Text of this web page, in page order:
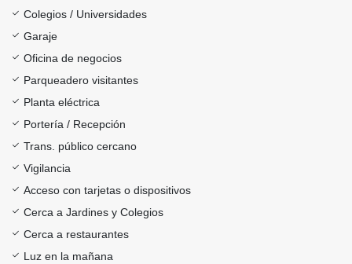
Colegios / Universidades
Garaje
Oficina de negocios
Parqueadero visitantes
Planta eléctrica
Portería / Recepción
Trans. público cercano
Vigilancia
Acceso con tarjetas o dispositivos
Cerca a Jardines y Colegios
Cerca a restaurantes
Luz en la mañana